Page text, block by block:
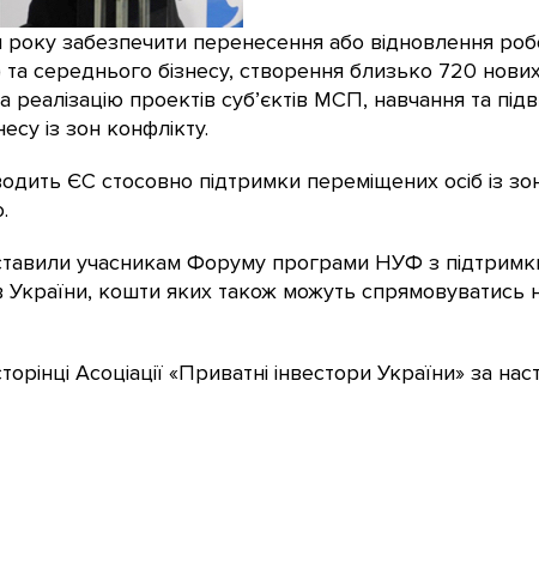
забезпечити перенесення або відновлення
середнього бізнесу, створення близько 720
проектів суб’єктів МСП, навчання та
із зон конфлікту.
ЄС стосовно підтримки переміщених осіб із
учасникам Форуму програми НУФ з
України, кошти яких також можуть спрямовуватись
Асоціації «Приватні інвестори України» за